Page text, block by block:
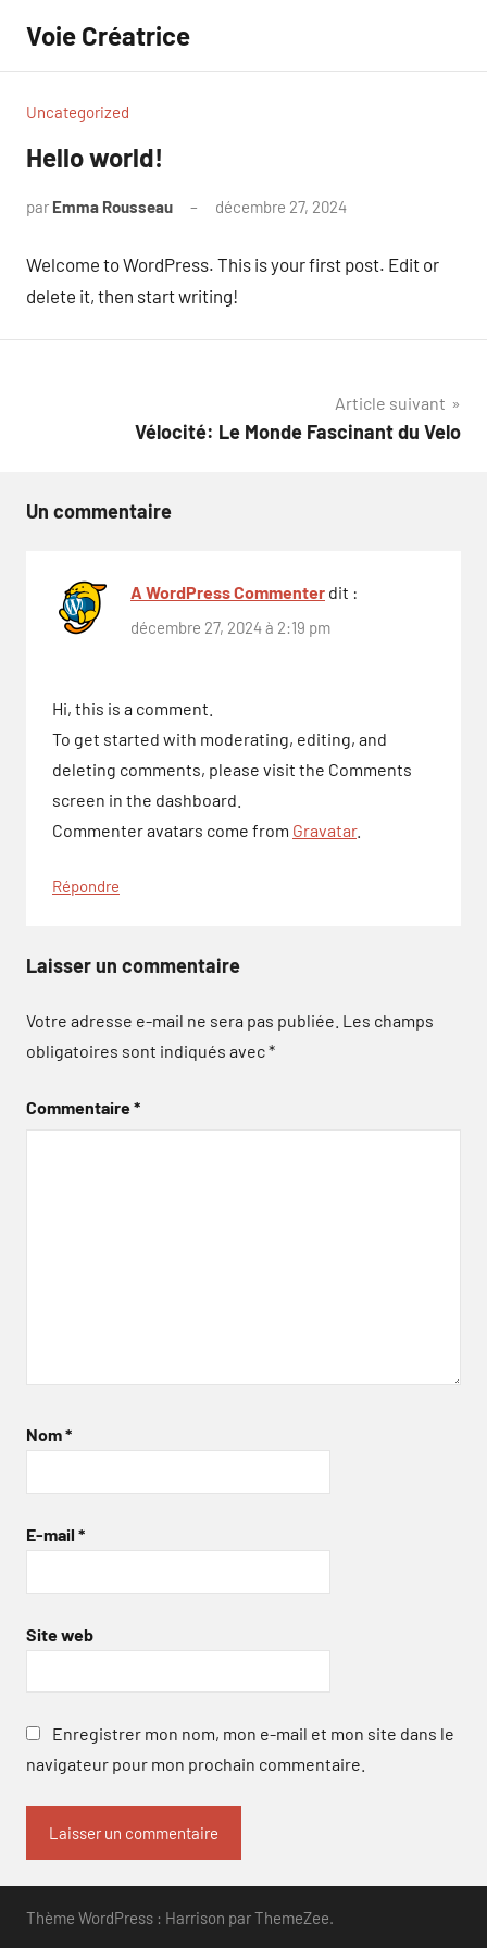
contenu
Voie Créatrice
Uncategorized
Hello world!
par Emma Rousseau décembre 27, 2024
Welcome to WordPress. This is your first post. Edit or
delete it, then start writing!
Article suivant
Vélocité: Le Monde Fascinant du Velo
Un commentaire
A WordPress Commenter dit :
décembre 27, 2024 à 2:19 pm
Hi, this is a comment.
To get started with moderating, editing, and
deleting comments, please visit the Comments
screen in the dashboard.
Commenter avatars come from Gravatar.
Répondre
Laisser un commentaire
Votre adresse e-mail ne sera pas publiée. Les champs
obligatoires sont indiqués avec*
Commentaire*
Nom*
E-mail *
Site web
Enregistrer mon nom, mon e-mail et mon site dans le
navigateur pour mon prochain commentaire.
Thème WordPress : Harrison par ThemeZee.